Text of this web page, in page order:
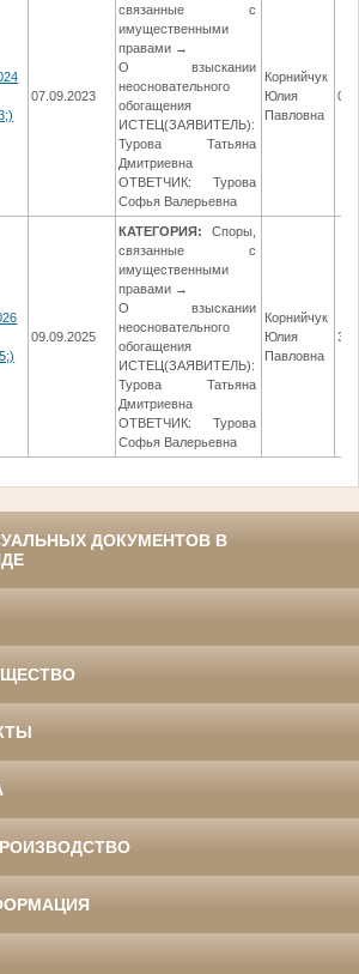
07.09.2023
связанные с
имущественными
правами →
О взыскании
неосновательного
обогащения
ИСТЕЦ(ЗАЯВИТЕЛЬ):
Турова Татьяна
Дмитриевна
ОТВЕТЧИК: Турова
Софья Валерьевна
Корнийчук
Юлия
Павловна
09.09.2025
КАТЕГОРИЯ:
Споры,
связанные с
имущественными
правами →
О взыскании
неосновательного
обогащения
ИСТЕЦ(ЗАЯВИТЕЛЬ):
Турова Татьяна
Дмитриевна
ОТВЕТЧИК: Турова
Софья Валерьевна
Корнийчук
Юлия
Павловна
ДОКУМЕНТОВ В